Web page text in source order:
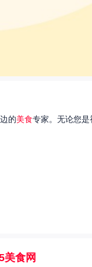
的美食专家。无论您
美食网